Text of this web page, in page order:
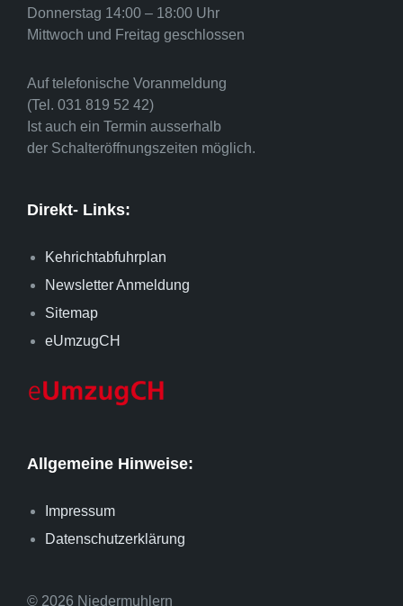
Donnerstag 14:00 – 18:00 Uhr
Mittwoch und Freitag geschlossen
Auf telefonische Voranmeldung
(Tel. 031 819 52 42)
Ist auch ein Termin ausserhalb
der Schalteröffnungszeiten möglich.
Direkt- Links:
Kehrichtabfuhrplan
Newsletter Anmeldung
Sitemap
eUmzugCH
Allgemeine Hinweise:
Impressum
Datenschutzerklärung
© 2026 Niedermuhlern